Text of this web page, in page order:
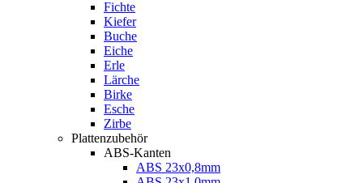
Fichte
Kiefer
Buche
Eiche
Erle
Lärche
Birke
Esche
Zirbe
Plattenzubehör
ABS-Kanten
ABS 23x0,8mm